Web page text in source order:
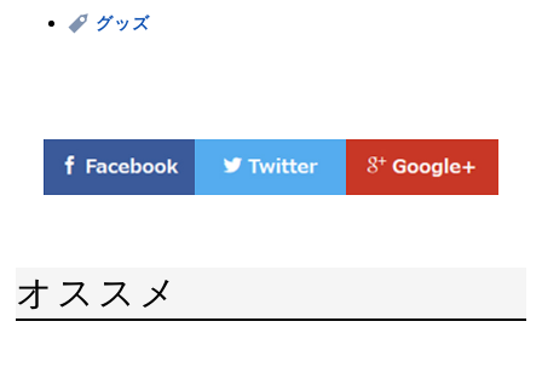
グッズ
オススメ